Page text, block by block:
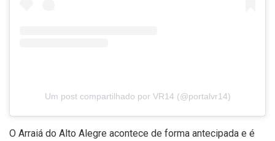
Um post compartilhado por VR14 (@portalvr14)
O Arraiá do Alto Alegre acontece de forma antecipada e é